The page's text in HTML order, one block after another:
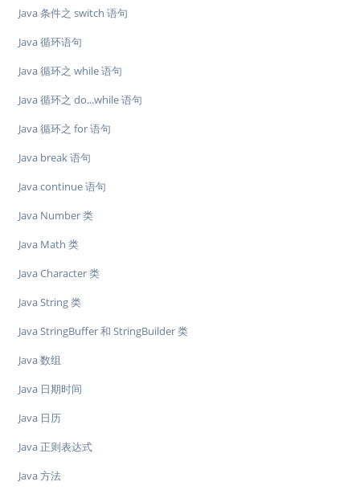
Java 条件之 switch 语句
Java 循环语句
Java 循环之 while 语句
Java 循环之 do...while 语句
Java 循环之 for 语句
Java break 语句
Java continue 语句
Java Number 类
Java Math 类
Java Character 类
Java String 类
Java StringBuffer 和 StringBuilder 类
Java 数组
Java 日期时间
Java 日历
Java 正则表达式
Java 方法